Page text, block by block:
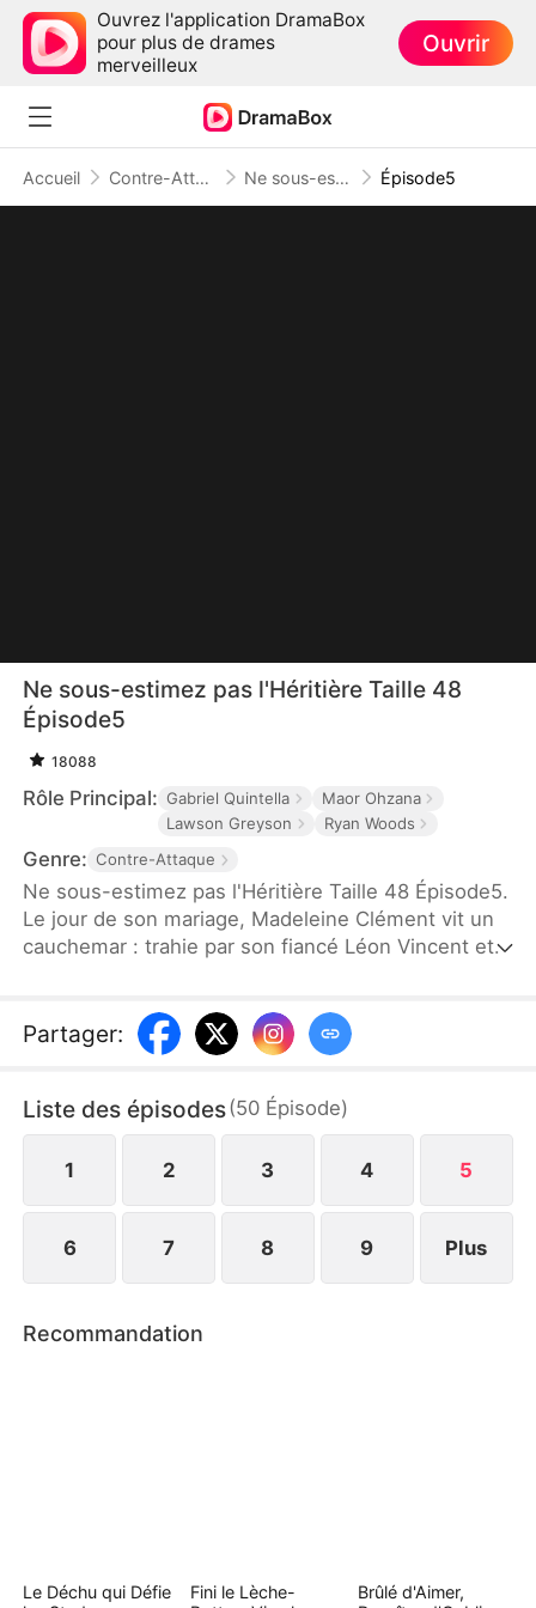
Ouvrez l'application DramaBox
pour plus de drames
merveilleux
Ouvrir
Accueil Contre-Attaque Ne sous-estimez pas l'Héritière Taille 48 Épisode5
Ne sous-estimez pas l'Héritière Taille 48
Épisode5
18088
Rôle Principal: Gabriel Quintella
Maor Ohzana
Lawson Greyson
Ryan Woods
Genre: Contre-Attaque
Ne sous-estimez pas l'Héritière Taille 48 Épisode5.
Le jour de son mariage, Madeleine Clément vit un
cauchemar : trahie par son fiancé Léon Vincent et
Moreau, elle entame une métamorphose radicale.
Six mois plus tard, une nouvelle Madeleine,
une fête pour affronter ceux qui l'ont brisée.
Partager:
Liste des épisodes(50 Épisode)
1 2 3 4 5
6 7 8 9 Plus
Recommandation
Le Déchu qui Défie
Fini le Lèche-
Brûlé d'Aimer,